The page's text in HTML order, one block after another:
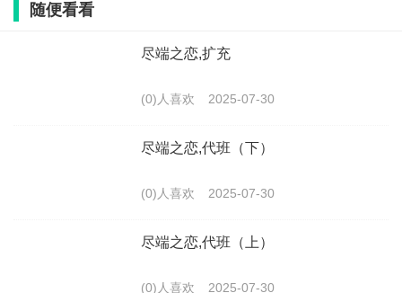
随便看看
尽端之恋,扩充
(0)人喜欢 2025-07-30
尽端之恋,代班（下）
(0)人喜欢 2025-07-30
尽端之恋,代班（上）
(0)人喜欢 2025-07-30